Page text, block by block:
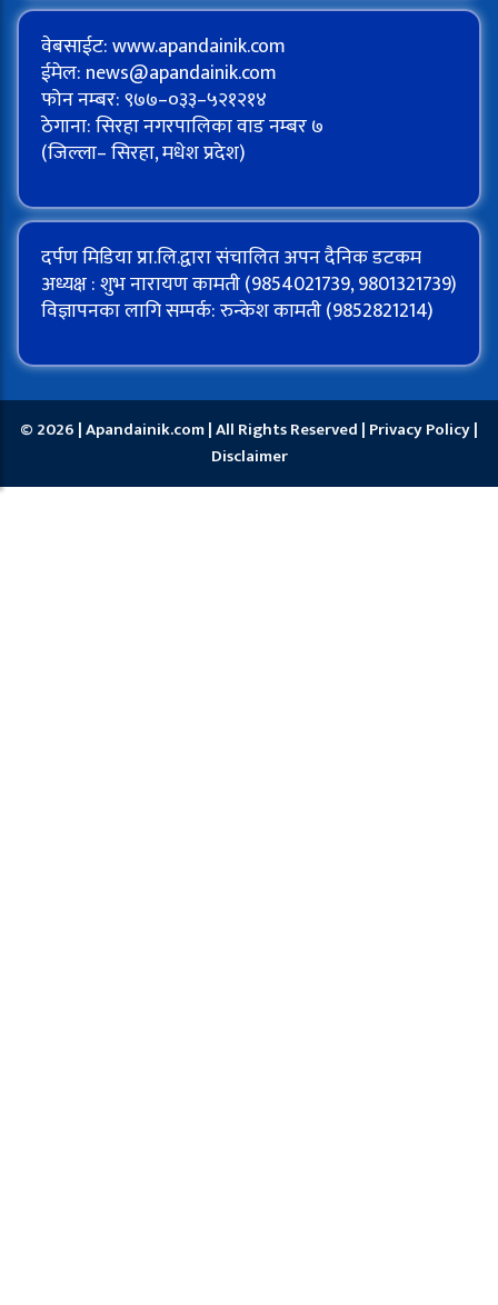
वेबसाईट: www.apandainik.com
ईमेल: news@apandainik.com
फोन नम्बर: ९७७–०३३–५२१२१४
ठेगाना: सिरहा नगरपालिका वाड नम्बर ७
(जिल्ला– सिरहा, मधेश प्रदेश)
दर्पण मिडिया प्रा.लि.द्वारा संचालित अपन दैनिक डटकम
अध्यक्ष : शुभ नारायण कामती (9854021739, 9801321739)
विज्ञापनका लागि सम्पर्क: रुन्केश कामती (9852821214)
© 2026 | Apandainik.com | All Rights Reserved | Privacy Policy|
Disclaimer